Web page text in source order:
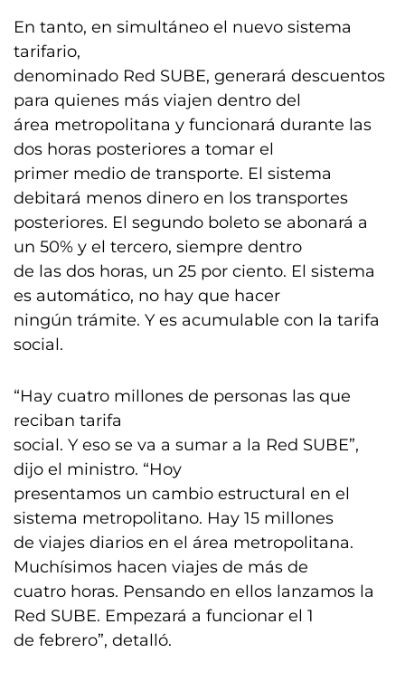
En tanto, en simultáneo el nuevo sistema
tarifario,
denominado Red SUBE, generará descuentos
para quienes más viajen dentro del
área metropolitana y funcionará durante las
dos horas posteriores a tomar el
primer medio de transporte. El sistema
debitará menos dinero en los transportes
posteriores. El segundo boleto se abonará a
un 50% y el tercero, siempre dentro
de las dos horas, un 25 por ciento. El sistema
es automático, no hay que hacer
ningún trámite. Y es acumulable con la tarifa
social.
“Hay cuatro millones de personas las que
reciban tarifa
social. Y eso se va a sumar a la Red SUBE”,
dijo el ministro. “Hoy
presentamos un cambio estructural en el
sistema metropolitano. Hay 15 millones
de viajes diarios en el área metropolitana.
Muchísimos hacen viajes de más de
cuatro horas. Pensando en ellos lanzamos la
Red SUBE. Empezará a funcionar el 1
de febrero”, detalló.